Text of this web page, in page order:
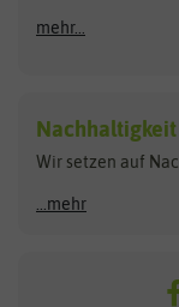
Anzuchtschalen
Heizmatte &
Kokos-Quelltabletten
Zimmergewächshaus
Carl Pabst
Florissa
Flortis
Franchi
mehr...
Nachhaltigkeit
Wir setzen auf
...mehr